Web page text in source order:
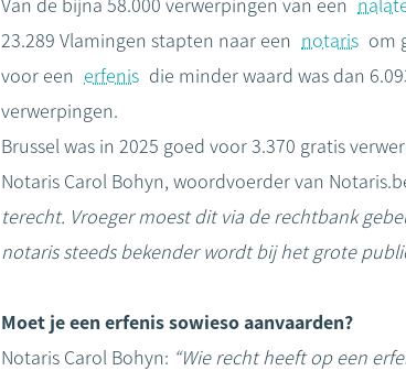
Van de bijna 58.000 verwerpingen van een
23.289 Vlamingen stapten naar een notaris om
voor een erfenis die minder waard was dan
verwerpingen.
Brussel was in 2025 goed voor 3.370 gratis
Notaris Carol Bohyn, woordvoerder van
terecht. Vroeger moest dit via de rechtbank
notaris steeds bekender wordt bij het grote
Moet je een erfenis sowieso aanvaarden?
Notaris Carol Bohyn: “Wie recht heeft op een